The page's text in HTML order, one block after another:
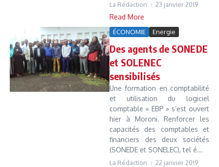
La Rédaction 23 janvier 2019
Read More
ÉCONOMIE Energie
Des agents de SONEDE
et SOLENEC
sensibilisés
Une formation en comptabilité
et utilisation du logiciel
comptable « EBP » s’est ouvert
hier à Moroni. Renforcer les
capacités des comptables et
financiers des deux sociétés
(SONEDE et SONELEC), tel é...
La Rédaction 22 janvier 2019